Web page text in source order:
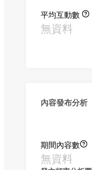
平均互動數
無資料
內容發布分析
期間內容數
無資料